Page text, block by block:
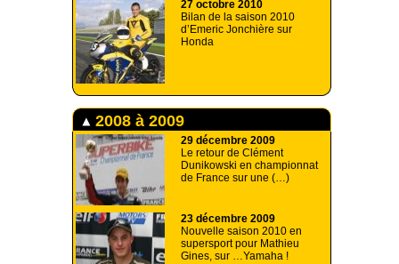
27 octobre 2010
Bilan de la saison 2010
d’Emeric Jonchière sur
Honda
2008 à 2009
29 décembre 2009
Le retour de Clément
Dunikowski en championnat
de France sur une (…)
23 décembre 2009
Nouvelle saison 2010 en
supersport pour Mathieu
Gines, sur …Yamaha !